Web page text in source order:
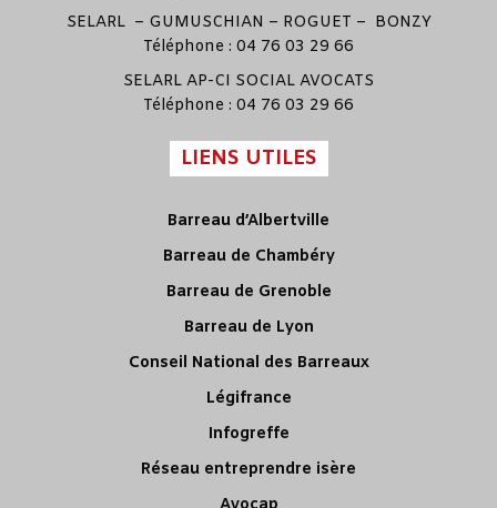
SELARL – GUMUSCHIAN – ROGUET – BONZY
Téléphone : 04 76 03 29 66
SELARL AP-CI SOCIAL AVOCATS
Téléphone : 04 76 03 29 66
LIENS UTILES
Barreau d’Albertville
Barreau de Chambéry
Barreau de Grenoble
Barreau de Lyon
Conseil National des Barreaux
Légifrance
Infogreffe
Réseau entreprendre isère